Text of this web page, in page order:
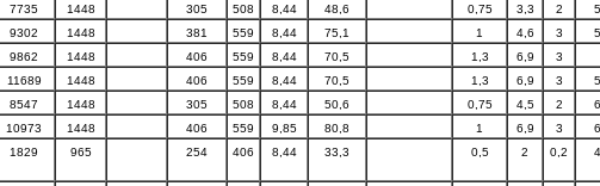
7735 1448 305 508 8,44 48,6 0,75 3,3 2
9302 1448 381 559 8,44 75,1 1 4,6 3
9862 1448 406 559 8,44 70,5 1,3 6,9 3
11689 1448 406 559 8,44 70,5 1,3 6,9 3
8547 1448 305 508 8,44 50,6 0,75 4,5 2
10973 1448 406 559 9,85 80,8 1 6,9 3
1829 965 254 406 8,44 33,3 0,5 2 0,2